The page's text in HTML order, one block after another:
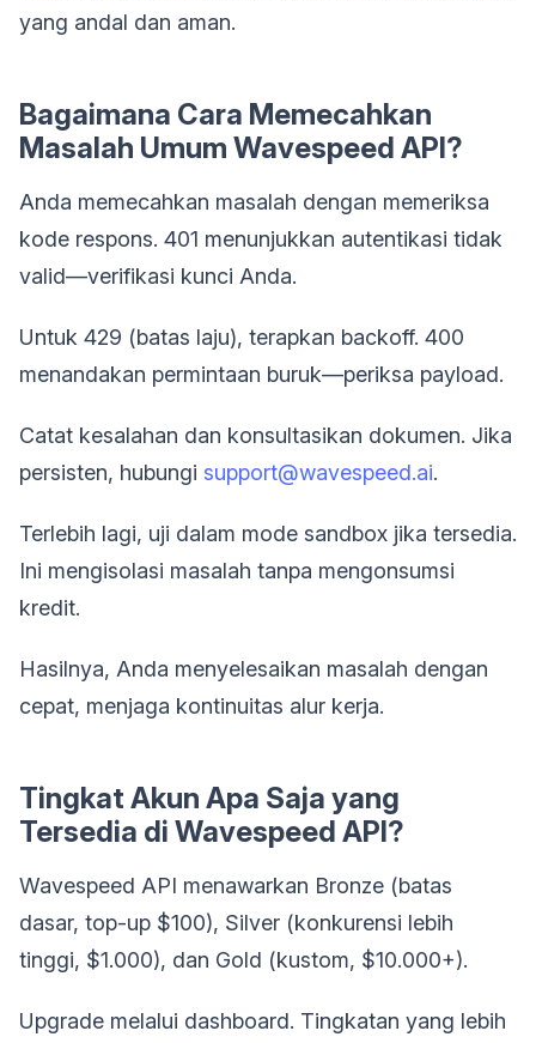
yang andal dan aman.
Bagaimana Cara Memecahkan
Masalah Umum Wavespeed API?
Anda memecahkan masalah dengan memeriksa
kode respons. 401 menunjukkan autentikasi tidak
valid—verifikasi kunci Anda.
Untuk 429 (batas laju), terapkan backoff. 400
menandakan permintaan buruk—periksa payload.
Catat kesalahan dan konsultasikan dokumen. Jika
persisten, hubungi support@wavespeed.ai.
Terlebih lagi, uji dalam mode sandbox jika tersedia.
Ini mengisolasi masalah tanpa mengonsumsi
kredit.
Hasilnya, Anda menyelesaikan masalah dengan
cepat, menjaga kontinuitas alur kerja.
Tingkat Akun Apa Saja yang
Tersedia di Wavespeed API?
Wavespeed API menawarkan Bronze (batas
dasar, top-up $100), Silver (konkurensi lebih
tinggi, $1.000), dan Gold (kustom, $10.000+).
Upgrade melalui dashboard. Tingkatan yang lebih